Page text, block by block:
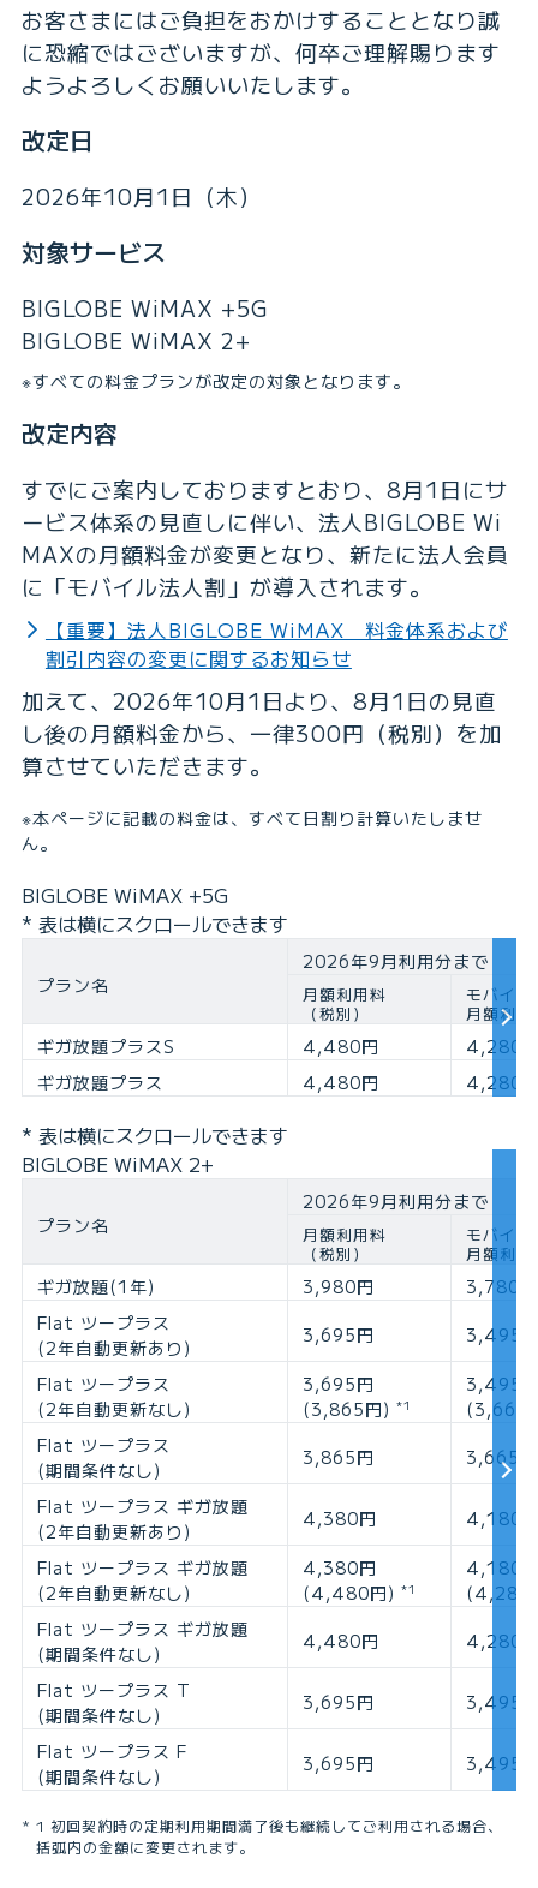
お客さまにはご負担をおかけすることとなり誠
に恐縮ではございますが、何卒ご理解賜ります
ようよろしくお願いいたします。
改定日
2026年10月1日（木）
対象サービス
BIGLOBE WiMAX +5G
BIGLOBE WiMAX 2+
※すべての料金プランが改定の対象となります。
改定内容
すでにご案内しておりますとおり、8月1日にサ
ービス体系の見直しに伴い、法人BIGLOBE Wi
MAXの月額料金が変更となり、新たに法人会員
に「モバイル法人割」が導入されます。
【重要】法人BIGLOBE WiMAX 料金体系および
割引内容の変更に関するお知らせ
加えて、2026年10月1日より、8月1日の見直
し後の月額料金から、一律300円（税別）を加
算させていただきます。
※本ページに記載の料金は、すべて日割り計算いたしませ
ん。
BIGLOBE WiMAX +5G
* 表は横にスクロールできます
プラン名
2026年9月利用分まで
月額利用料
（税別）
モバイ
月額利
ギガ放題プラスS 4,480円
4,280
ギガ放題プラス
4,480円 4,280
* 表は横にスクロールできます
BIGLOBE WiMAX 2+
プラン名
2026年9月利用分まで
月額利用料
（税別）
モバイ
月額利
ギガ放題(1年) 3,980円
3,780円
Flat ツープラス
(2年自動更新あり)
3,695円 3,495
Flat ツープラス
(2年自動更新なし)
3,695円
(3,865円) *1
3,495
(3,665
Flat ツープラス
(期間条件なし)
3,865円 3,665円
Flat ツープラス ギガ放題
(2年自動更新あり)
4,380円 4,180
Flat ツープラス ギガ放題
(2年自動更新なし)
4,380円
(4,480円) *1
4,180
(4,280
Flat ツープラス ギガ放題
(期間条件なし)
4,480円 4,280
Flat ツープラス T
(期間条件なし)
3,695円 3,495
Flat ツープラス F
(期間条件なし)
3,695円 3,495
1 初回契約時の定期利用期間満了後も継続してご利用される場合、
括弧内の金額に変更されます。